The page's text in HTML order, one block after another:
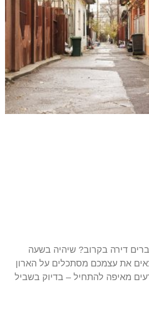
דירה בקרוב? שיהיה בשעה
את עצמכם מסתכלים על הארון
מאיפה להתחיל – בדיוק בשביל